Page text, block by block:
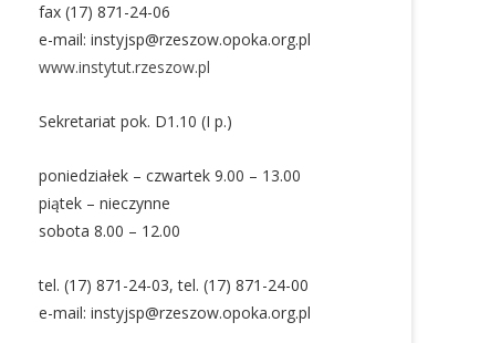
fax (17) 871-24-06
e-mail: instyjsp@rzeszow.opoka.org.pl
www.instytut.rzeszow.pl
Sekretariat pok. D1.10 (I p.)
poniedziałek – czwartek 9.00 – 13.00
piątek – nieczynne
sobota 8.00 – 12.00
tel. (17) 871-24-03, tel. (17) 871-24-00
e-mail: instyjsp@rzeszow.opoka.org.pl